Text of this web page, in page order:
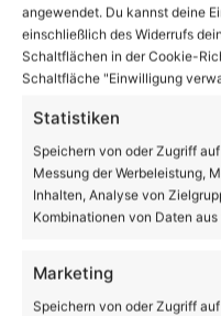
angewendet. Du kannst deine
einschließlich des Widerrufs
Schaltflächen in der Cookie-
Schaltfläche "Einwilligung
Statistiken
Speichern von oder Zugriff
Messung der Werbeleistung,
Inhalten, Analyse von
Kombinationen von Daten
Marketing
Speichern von oder Zugriff